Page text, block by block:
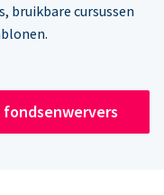
bruikbare cursussen